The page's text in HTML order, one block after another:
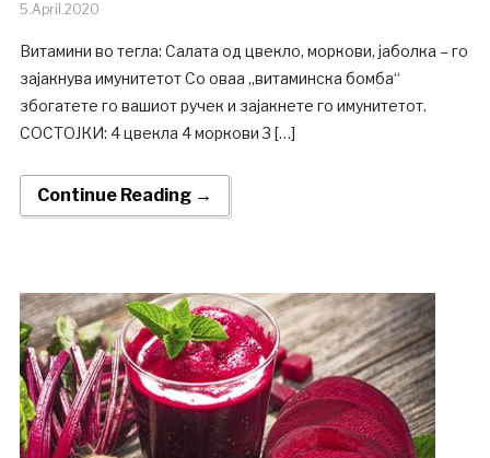
5.April.2020
Витамини во тегла: Салата од цвекло, моркови, јаболка – го
зајакнува имунитетот Со оваа „витаминска бомба“
збогатете го вашиот ручек и зајакнете го имунитетот.
СОСТОЈКИ: 4 цвекла 4 моркови 3 […]
Continue Reading →